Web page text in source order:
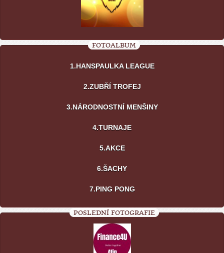
FOTOALBUM
1.HANSPAULKA LEAGUE
2.ZUBŘÍ TROFEJ
3.NÁRODNOSTNÍ MENŠINY
4.TURNAJE
5.AKCE
6.ŠACHY
7.PING PONG
POSLEDNÍ FOTOGRAFIE